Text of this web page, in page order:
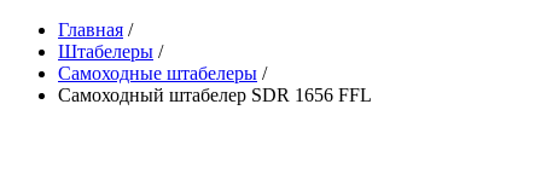
Главная /
Штабелеры /
Самоходные штабелеры /
Самоходный штабелер SDR 1656 FFL